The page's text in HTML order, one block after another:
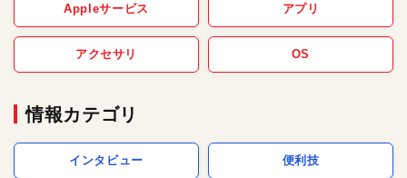
Appleサービス アプリ
アクセサリ OS
情報カテゴリ
インタビュー 便利技